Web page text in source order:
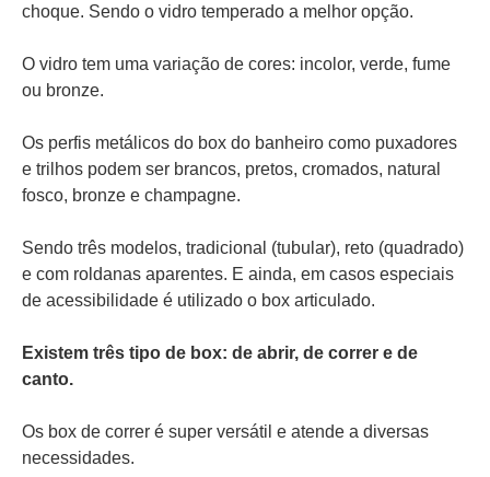
choque. Sendo o vidro temperado a melhor opção.
O vidro tem uma variação de cores: incolor, verde, fume
ou bronze.
Os perfis metálicos do box do banheiro como puxadores
e trilhos podem ser brancos, pretos, cromados, natural
fosco, bronze e champagne.
Sendo três modelos, tradicional (tubular), reto (quadrado)
e com roldanas aparentes. E ainda, em casos especiais
de acessibilidade é utilizado o box articulado.
Existem três tipo de box: de abrir, de correr e de
canto.
Os box de correr é super versátil e atende a diversas
necessidades.